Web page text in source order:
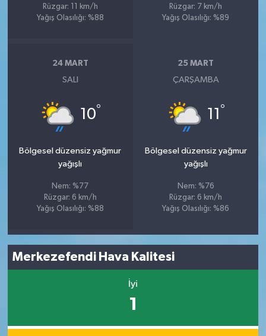
Rüzgar: 11 km/h
Yağış Olasılığı: %88
Rüzgar: 7 km/h
Yağış Olasılığı: %89
24 MART
SALI
10°
Bölgesel düzensiz yağmur
yağışlı
Nem: %77
Rüzgar: 6 km/h
Yağış Olasılığı: %88
25 MART
ÇARŞAMBA
11 °
Bölgesel düzensiz yağmur
yağışlı
Nem: %76
Rüzgar: 6 km/h
Yağış Olasılığı: %86
Merkezefendi Hava Kalitesi
İyi
1